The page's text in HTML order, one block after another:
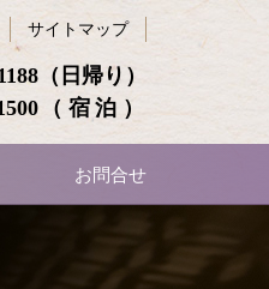
（日帰り）
（宿泊）
サイトマップ
お問合せ